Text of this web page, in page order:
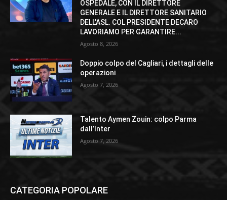
OSPEDALE, CON IL DIRETTORE
GENERALE E IL DIRETTORE SANITARIO
DELL’ASL. COL PRESIDENTE DECARO
LAVORIAMO PER GARANTIRE...
Agosto 8, 2026
Doppio colpo del Cagliari, i dettagli delle
operazioni
Agosto 7, 2026
Talento Aymen Zouin: colpo Parma
dall’Inter
Agosto 7, 2026
CATEGORIA POPOLARE